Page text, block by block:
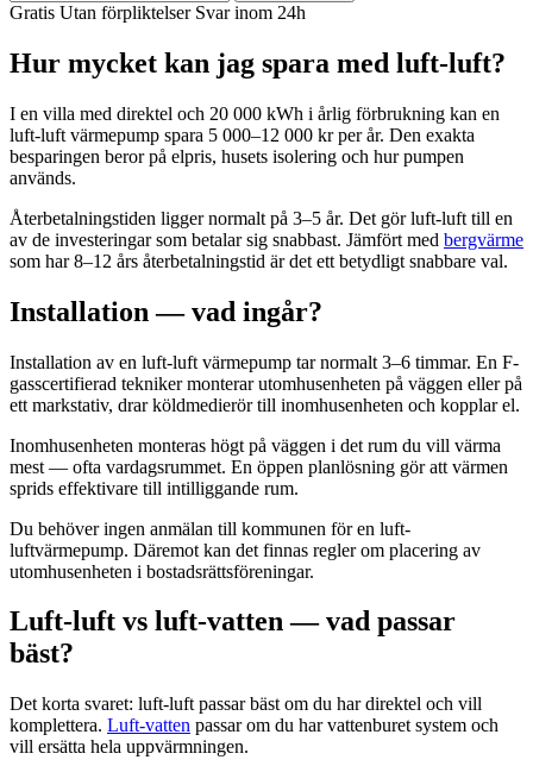
Gratis Utan förpliktelser Svar inom 24h
Hur mycket kan jag spara med luft-luft?
I en villa med direktel och 20 000 kWh i årlig förbrukning kan en
luft-luft värmepump spara 5 000–12 000 kr per år. Den exakta
besparingen beror på elpris, husets isolering och hur pumpen
används.
Återbetalningstiden ligger normalt på 3–5 år. Det gör luft-luft till en
av de investeringar som betalar sig snabbast. Jämfört med bergvärme
som har 8–12 års återbetalningstid är det ett betydligt snabbare val.
Installation — vad ingår?
Installation av en luft-luft värmepump tar normalt 3–6 timmar. En F-
gasscertifierad tekniker monterar utomhusenheten på väggen eller på
ett markstativ, drar köldmedierör till inomhusenheten och kopplar el.
Inomhusenheten monteras högt på väggen i det rum du vill värma
mest — ofta vardagsrummet. En öppen planlösning gör att värmen
sprids effektivare till intilliggande rum.
Du behöver ingen anmälan till kommunen för en luft-
luftvärmepump. Däremot kan det finnas regler om placering av
utomhusenheten i bostadsrättsföreningar.
Luft-luft vs luft-vatten — vad passar
bäst?
Det korta svaret: luft-luft passar bäst om du har direktel och vill
komplettera. Luft-vatten passar om du har vattenburet system och
vill ersätta hela uppvärmningen.